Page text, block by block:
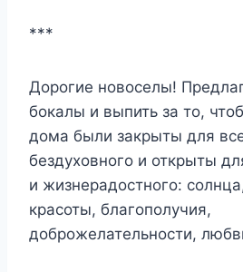
***
Дорогие новоселы!
бокалы и выпить за то,
дома были закрыты для
бездуховного и открыты
и жизнерадостного:
красоты, благополучия,
доброжелательности,